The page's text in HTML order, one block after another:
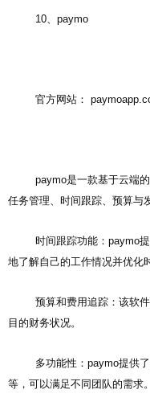
10、paymo
官方网站：
paymo是一款基于云端
任务管理、时间跟踪、预算与
时间跟踪功能：paymo
地了解自己的工作情况并优化
预算和费用追踪：该软
目的财务状况。
多功能性：paymo提供
等，可以满足不同团队的需求。